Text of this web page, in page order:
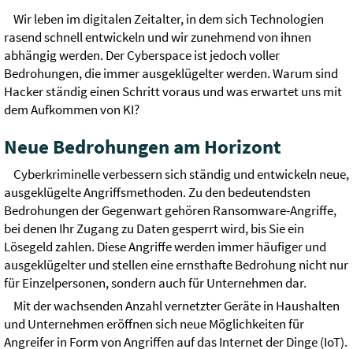
Wir leben im digitalen Zeitalter, in dem sich Technologien
rasend schnell entwickeln und wir zunehmend von ihnen
abhängig werden. Der Cyberspace ist jedoch voller
Bedrohungen, die immer ausgeklügelter werden. Warum sind
Hacker ständig einen Schritt voraus und was erwartet uns mit
dem Aufkommen von KI?
Neue Bedrohungen am Horizont
Cyberkriminelle verbessern sich ständig und entwickeln neue,
ausgeklügelte Angriffsmethoden. Zu den bedeutendsten
Bedrohungen der Gegenwart gehören Ransomware-Angriffe,
bei denen Ihr Zugang zu Daten gesperrt wird, bis Sie ein
Lösegeld zahlen. Diese Angriffe werden immer häufiger und
ausgeklügelter und stellen eine ernsthafte Bedrohung nicht nur
für Einzelpersonen, sondern auch für Unternehmen dar.
Mit der wachsenden Anzahl vernetzter Geräte in Haushalten
und Unternehmen eröffnen sich neue Möglichkeiten für
Angreifer in Form von Angriffen auf das Internet der Dinge (IoT).